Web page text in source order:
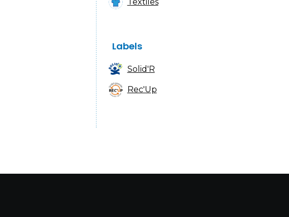
Textiles
Labels
Solid'R
Rec'Up